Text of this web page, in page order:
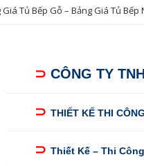
Giá Tủ Bếp Gỗ – Bảng Giá Tủ Bếp
⊃ CÔNG TY
⊃ THIẾT KẾ THI
⊃ Thiết Kế – Thi